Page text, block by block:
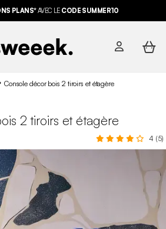
PLANS*AVEC LE CODE SUMMER10
Console décor bois 2 tiroirs et étagère
2 tiroirs et étagère
4 (5)